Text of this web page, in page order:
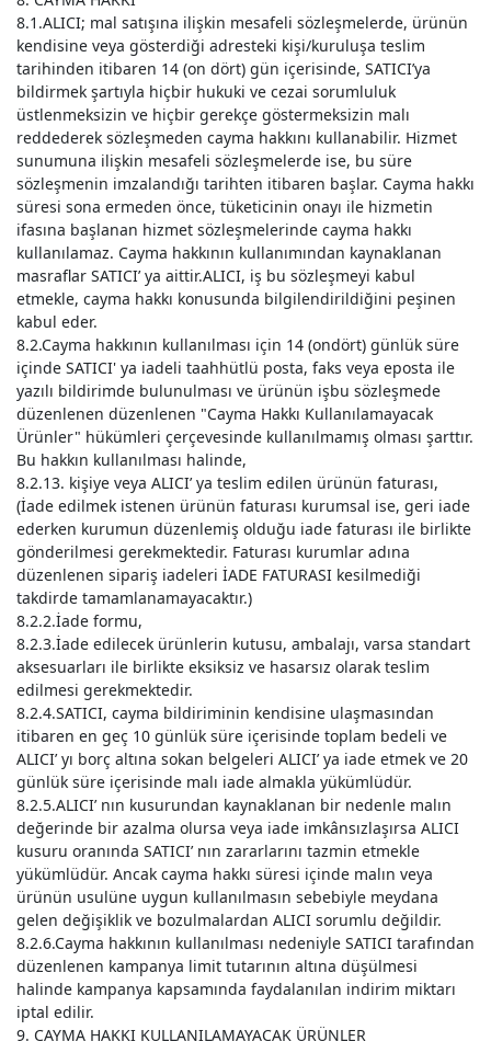
8.1.ALICI; mal satışına ilişkin mesafeli sözleşmelerde, ürünün
kendisine veya gösterdiği adresteki kişi/kuruluşa teslim
tarihinden itibaren 14 (on dört) gün içerisinde, SATICI’ya
bildirmek şartıyla hiçbir hukuki ve cezai sorumluluk
üstlenmeksizin ve hiçbir gerekçe göstermeksizin malı
reddederek sözleşmeden cayma hakkını kullanabilir. Hizmet
sunumuna ilişkin mesafeli sözleşmelerde ise, bu süre
sözleşmenin imzalandığı tarihten itibaren başlar. Cayma hakkı
süresi sona ermeden önce, tüketicinin onayı ile hizmetin
ifasına başlanan hizmet sözleşmelerinde cayma hakkı
kullanılamaz. Cayma hakkının kullanımından kaynaklanan
masraflar SATICI’ ya aittir.ALICI, iş bu sözleşmeyi kabul
etmekle, cayma hakkı konusunda bilgilendirildiğini peşinen
kabul eder.
8.2.Cayma hakkının kullanılması için 14 (ondört) günlük süre
içinde SATICI' ya iadeli taahhütlü posta, faks veya eposta ile
yazılı bildirimde bulunulması ve ürünün işbu sözleşmede
düzenlenen düzenlenen "Cayma Hakkı Kullanılamayacak
Ürünler" hükümleri çerçevesinde kullanılmamış olması şarttır.
Bu hakkın kullanılması halinde,
8.2.13. kişiye veya ALICI’ ya teslim edilen ürünün faturası,
(İade edilmek istenen ürünün faturası kurumsal ise, geri iade
ederken kurumun düzenlemiş olduğu iade faturası ile birlikte
gönderilmesi gerekmektedir. Faturası kurumlar adına
düzenlenen sipariş iadeleri İADE FATURASI kesilmediği
takdirde tamamlanamayacaktır.)
8.2.2.İade formu,
8.2.3.İade edilecek ürünlerin kutusu, ambalajı, varsa standart
aksesuarları ile birlikte eksiksiz ve hasarsız olarak teslim
edilmesi gerekmektedir.
8.2.4.SATICI, cayma bildiriminin kendisine ulaşmasından
itibaren en geç 10 günlük süre içerisinde toplam bedeli ve
ALICI’ yı borç altına sokan belgeleri ALICI’ ya iade etmek ve 20
günlük süre içerisinde malı iade almakla yükümlüdür.
8.2.5.ALICI’ nın kusurundan kaynaklanan bir nedenle malın
değerinde bir azalma olursa veya iade imkânsızlaşırsa ALICI
kusuru oranında SATICI’ nın zararlarını tazmin etmekle
yükümlüdür. Ancak cayma hakkı süresi içinde malın veya
ürünün usulüne uygun kullanılmasın sebebiyle meydana
gelen değişiklik ve bozulmalardan ALICI sorumlu değildir.
8.2.6.Cayma hakkının kullanılması nedeniyle SATICI tarafından
düzenlenen kampanya limit tutarının altına düşülmesi
halinde kampanya kapsamında faydalanılan indirim miktarı
iptal edilir.
9. CAYMA HAKKI KULLANILAMAYACAK ÜRÜNLER